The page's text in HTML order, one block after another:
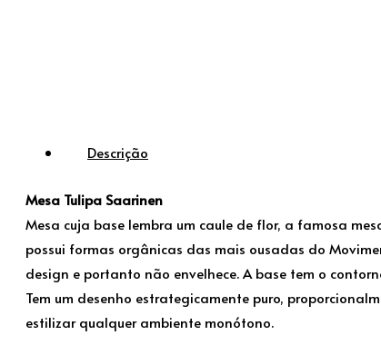
Descrição
Mesa Tulipa Saarinen
Mesa cuja base lembra um caule de flor, a famosa
possui formas orgânicas das mais ousadas do
design e portanto não envelhece. A base tem o
Tem um desenho estrategicamente puro,
estilizar qualquer ambiente monótono.